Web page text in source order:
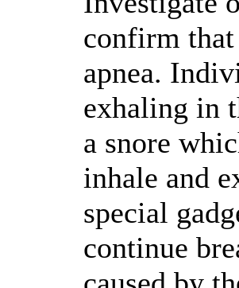
confirm
apnea.
exhaling in
a snore
inhale and
special
continue